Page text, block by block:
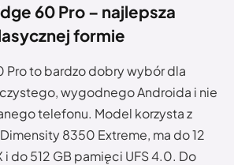
60 Pro – najlepsza
formie
Pro to bardzo dobry wybór dla
wygodnego Androida i nie
telefonu. Model korzysta z
8350 Extreme, ma do 12
i do 512 GB pamięci UFS 4.0. Do